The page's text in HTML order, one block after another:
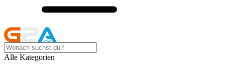
Alle Kategorien